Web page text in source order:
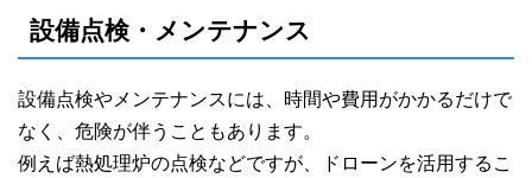
設備点検・メンテナンス
設備点検やメンテナンスには、時間や費用がかかるだけで
なく、危険が伴うこともあります。
例えば熱処理炉の点検などですが、ドローンを活用するこ